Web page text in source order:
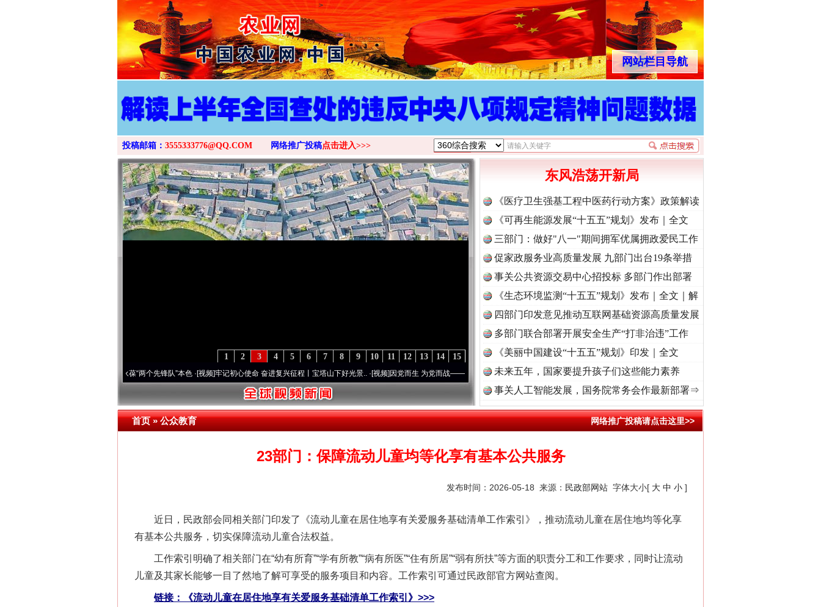
>
网站栏目导航
投稿邮箱： 3555333776@QQ.COM 网络推广投稿点击进入>>>
15
14
13
12
11
10
9
8
7
6
5
4
3
2
1
永葆“两个先锋队”本色·[视频]牢记初心使命 奋进复兴征程丨宝塔山下好光景..·[视频]因党而生 为党而战——百年“纪”事⑧加强纪律..·[视频] 牢记初心使命 奋进复兴征程丨“转折之城”激荡..
东风浩荡开新局
《医疗卫生强基工程中医药行动方案》政策解读
《可再生能源发展“十五五”规划》发布｜全文
三部门：做好"八一"期间拥军优属拥政爱民工作
促家政服务业高质量发展 九部门出台19条举措
事关公共资源交易中心招投标 多部门作出部署
《生态环境监测“十五五”规划》发布｜全文｜解
读
四部门印发意见推动互联网基础资源高质量发展
多部门联合部署开展安全生产“打非治违”工作
《美丽中国建设“十五五”规划》印发｜全文
未来五年，国家要提升孩子们这些能力素养
事关人工智能发展，国务院常务会作最新部署⇒
首页»公众教育 网络推广投稿请点击这里>>
23部门：保障流动儿童均等化享有基本公共服务
发布时间：2026-05-18 来源： 民政部网站 字体大小[ 大 中 小 ]
近日，民政部会同相关部门印发了《流动儿童在居住地享有关爱服务基础清单工作索引》，推动流动儿童在居住地均等化享
有基本公共服务，切实保障流动儿童合法权益。
工作索引明确了相关部门在“幼有所育”“学有所教”“病有所医”“住有所居”“弱有所扶”等方面的职责分工和工作要求，同时让流动
儿童及其家长能够一目了然地了解可享受的服务项目和内容。工作索引可通过民政部官方网站查阅。
链接：《流动儿童在居住地享有关爱服务基础清单工作索引》>>>
网上购药对药下症？
茶叶“炒上天”
“神药”背后的真相
这是一记警钟！